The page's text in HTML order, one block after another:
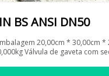
BS ANSI DN50
20,00cm * 30,00cm *
Válvula de gaveta com